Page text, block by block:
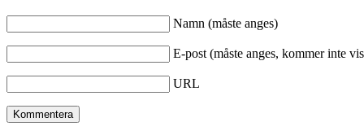
Namn (måste anges)
E-post (måste anges, kommer inte
URL